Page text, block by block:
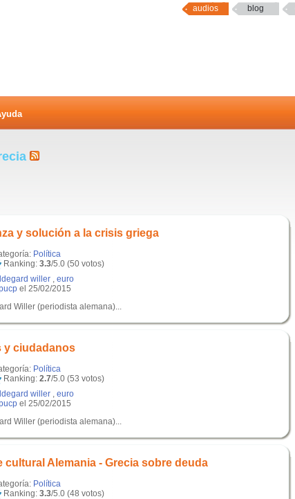
audios blog
y solución a la crisis griega
Política
Ranking: 3.3/5.0 (50 votos)
willer , euro
el 25/02/2015
Willer (periodista alemana)...
y ciudadanos
Política
Ranking: 2.7/5.0 (53 votos)
willer , euro
el 25/02/2015
Willer (periodista alemana)...
cultural Alemania - Grecia sobre deuda
Política
Ranking: 3.3/5.0 (48 votos)